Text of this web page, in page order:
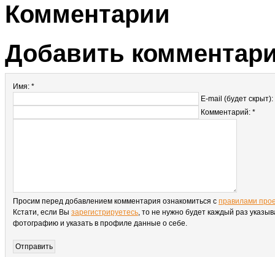
Комментарии
Добавить
Имя: *
E-mail (будет скрыт):
Комментарий: *
Просим перед добавлением комментария ознакомиться с правилами
Кстати, если Вы зарегистрируетесь, то не нужно будет каждый раз
фотографию и указать в профиле данные о себе.